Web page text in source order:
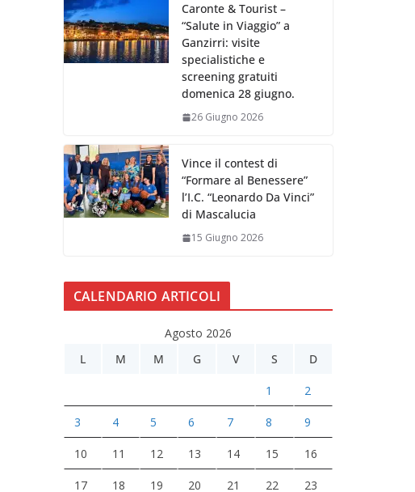
Caronte & Tourist –
“Salute in Viaggio” a
Ganzirri: visite
specialistiche e
screening gratuiti
domenica 28 giugno.
26 Giugno 2026
Vince il contest di
“Formare al Benessere”
l’I.C. “Leonardo Da Vinci”
di Mascalucia
15 Giugno 2026
CALENDARIO ARTICOLI
Agosto 2026
L
M M G V S D
1 2
3 4 5 6 7 8 9
10 11 12 13 14 15 16
17 18 19 20 21 22 23